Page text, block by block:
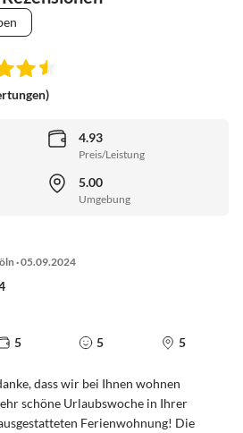
4.93
Preis/Leistung
5.00
Umgebung
· 05.09.2024
5 5 5
dass wir bei Ihnen wohnen
schöne Urlaubswoche in Ihrer
Ferienwohnung! Die